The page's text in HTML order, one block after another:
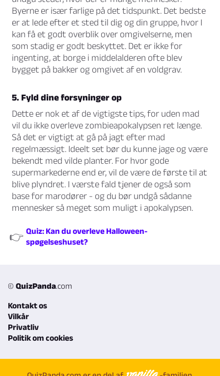
Byerne er især farlige på det tidspunkt. Det bedste
er at lede efter et sted til dig og din gruppe, hvor I
kan få et godt overblik over omgivelserne, men
som stadig er godt beskyttet. Det er ikke for
ingenting, at borge i middelalderen ofte blev
bygget på bakker og omgivet af en voldgrav.
5. Fyld dine forsyninger op
Dette er nok et af de vigtigste tips, for uden mad
vil du ikke overleve zombieapokalypsen ret længe.
Så det er vigtigt at gå på jagt efter mad
regelmæssigt. Ideelt set bør du kunne jage og være
bekendt med vilde planter. For hvor gode
supermarkederne end er, vil de være de første til at
blive plyndret. I værste fald tjener de også som
base for marodører - og du bør undgå sådanne
mennesker så meget som muligt i apokalypsen.
👉 Quiz: Kan du overleve Halloween-
spøgelseshuset?
© QuizPanda.com
Kontakt os
Vilkår
Privatliv
Politik om cookies